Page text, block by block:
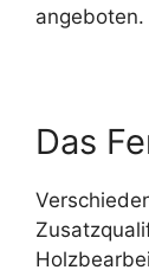
angeboten.
Das